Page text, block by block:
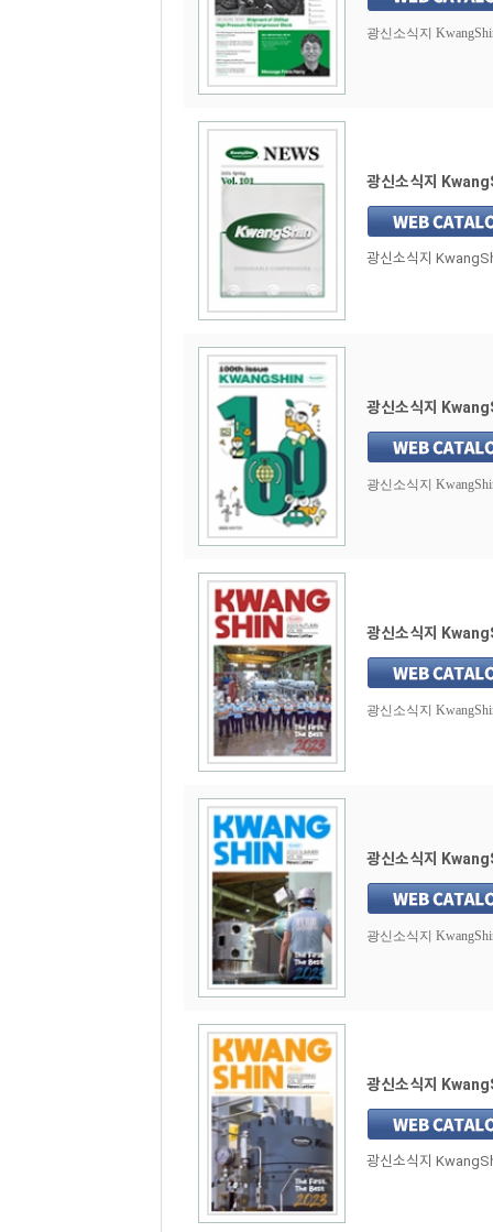
광신소식지
광신소식지
광신소식지
광신소식지
광신소식지
광신소식지
광신소식지
광신소식지
광신소식지
광신소식지
광신소식지